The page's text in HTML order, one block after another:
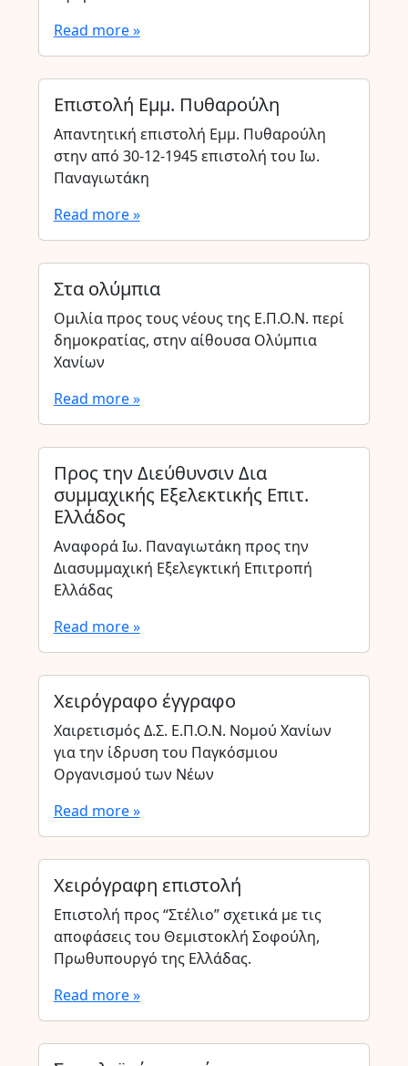
Read more »
Επιστολή Εμμ. Πυθαρούλη
Απαντητική επιστολή Εμμ. Πυθαρούλη
στην από 30-12-1945 επιστολή του Ιω.
Παναγιωτάκη
Read more »
Στα ολύμπια
Ομιλία προς τους νέους της Ε.Π.Ο.Ν. περί
δημοκρατίας, στην αίθουσα Ολύμπια
Χανίων
Read more »
Προς την Διεύθυνσιν Δια
συμμαχικής Εξελεκτικής Επιτ.
Ελλάδος
Αναφορά Ιω. Παναγιωτάκη προς την
Διασυμμαχική Εξελεγκτική Επιτροπή
Ελλάδας
Read more »
Χειρόγραφο έγγραφο
Χαιρετισμός Δ.Σ. Ε.Π.Ο.Ν. Νομού Χανίων
για την ίδρυση του Παγκόσμιου
Οργανισμού των Νέων
Read more »
Χειρόγραφη επιστολή
Επιστολή προς “Στέλιο” σχετικά με τις
αποφάσεις του Θεμιστοκλή Σοφούλη,
Πρωθυπουργό της Ελλάδας.
Read more »